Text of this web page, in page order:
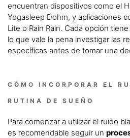
encuentran dispositivos como el
Yogasleep Dohm, y aplicaciones
Lite o Rain Rain. Cada opción
lo que vale la pena investigar las
específicas antes de tomar una
CÓMO INCORPORAR EL
RUTINA DE SUEÑO
Para comenzar a utilizar el ruido
es recomendable seguir un